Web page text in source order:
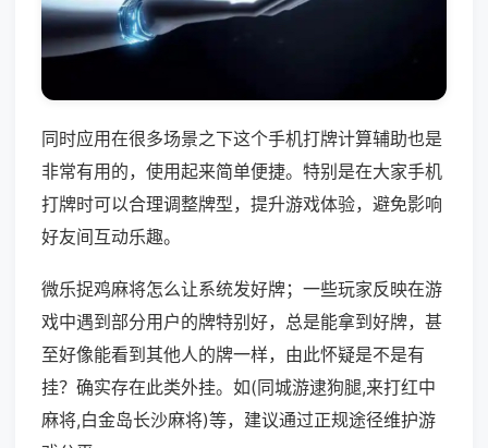
同时应用在很多场景之下这个手机打牌计算辅助也是
非常有用的，使用起来简单便捷。特别是在大家手机
打牌时可以合理调整牌型，提升游戏体验，避免影响
好友间互动乐趣。
微乐捉鸡麻将怎么让系统发好牌；一些玩家反映在游
戏中遇到部分用户的牌特别好，总是能拿到好牌，甚
至好像能看到其他人的牌一样，由此怀疑是不是有
挂？确实存在此类外挂。如(同城游逮狗腿,来打红中
麻将,白金岛长沙麻将)等，建议通过正规途径维护游